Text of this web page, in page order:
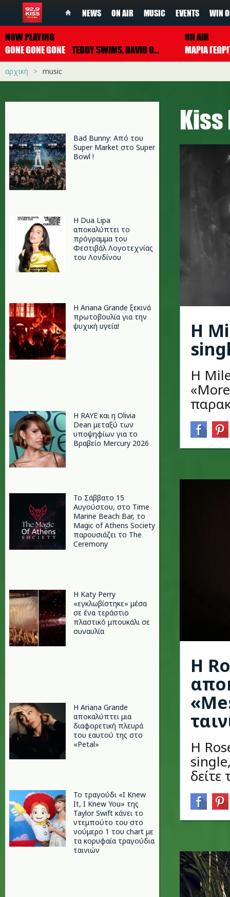
NEWS ON AIR MUSIC EVENTS WIN
NOW PLAYING
GONE GONE GONE TEDDY SWIMS, DAVID GUETTA & TONES AND I
ON AIR
ΜΑΡΙΑ
αρχική music
Bad Bunny: Από του
Super Market στο Super
Bowl !
Η Dua Lipa
αποκαλύπτει το
πρόγραμμα του
Φεστιβάλ Λογοτεχνίας
του Λονδίνου
Η Ariana Grande ξεκινά
πρωτοβουλία για την
ψυχική υγεία!
Η RAYE και η Olivia
Dean μεταξύ των
υποψηφίων για το
Βραβείο Mercury 2026
Το Σάββατο 15
Αυγούστου, στο Time
Marine Beach Bar, το
Magic of Athens Society
παρουσιάζει το The
Ceremony
H Katy Perry
«εγκλωβίστηκε» μέσα
σε ένα τεράστιο
πλαστικό μπουκάλι σε
συναυλία
Η Ariana Grande
αποκαλύπτει μια
διαφορετική πλευρά
του εαυτού της στο
«Petal»
Το τραγούδι «I Knew
It, I Knew You» της
Taylor Swift κάνει το
ντεμπούτο του στο
νούμερο 1 του chart με
τα κορυφαία τραγούδια
ταινιών
Κiss
Η
Η
Η
Η